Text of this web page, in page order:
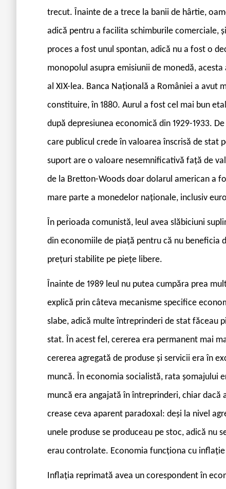
trecut. Înainte de a trece la banii de hârtie,
adică pentru a facilita schimburile comerciale,
proces a fost unul spontan, adică nu a fost o
monopolul asupra emisiunii de monedă,
al XIX-lea. Banca Națională a României a avut
constituire, în 1880. Aurul a fost cel mai bun
după depresiunea economică din 1929-1933.
care publicul crede în valoarea înscrisă de stat
suport are o valoare nesemnificativă față de
de la Bretton-Woods doar dolarul american a
mare parte a monedelor naționale, inclusiv
În perioada comunistă, leul avea slăbiciuni
din economiile de piață pentru că nu beneficia
prețuri stabilite pe piețe libere.
Înainte de 1989 leul nu putea cumpăra prea
explică prin câteva mecanisme specifice
slabe, adică multe întreprinderi de stat făceau
stat. În acest fel, cererea era permanent mai
cererea agregată de produse și servicii era în
muncă. În economia socialistă, rata șomajului
muncă era angajată în întreprinderi, chiar dacă
crease ceva aparent paradoxal: deși la nivel
unele produse se produceau pe stoc, adică nu
erau controlate. Economia funcționa cu
Inflația reprimată avea un corespondent în